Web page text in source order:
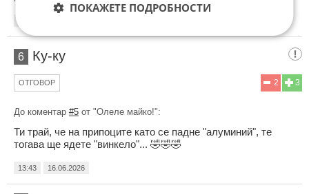
6 Ку-ку
3
2
ОТГОВОР
До коментар #5 от "Олеле майко!":
Ти трай, че на припоците като се падне "алуминий", те
тогава ще ядете "винкело"... 🤣🤣🤣
13:43 16.06.2026
ПОКАЖЕТЕ ПОДРОБНОСТИ